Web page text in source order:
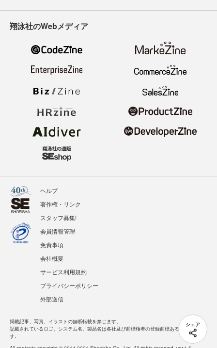
シェア
翔泳社のWebメディア
ヘルプ
著作権・リンク
スタッフ募集!
会員情報管理
免責事項
会社概要
サービス利用規約
プライバシーポリシー
外部送信
掲載記事、写真、イラストの無断転載を禁じます。
記載されているロゴ、システム名、製品名は各社及び商標権者の登録商標あるいは商標で
す。